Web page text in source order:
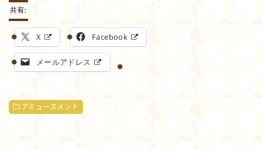
共有:
X Facebook
メールアドレス
アミューズメント